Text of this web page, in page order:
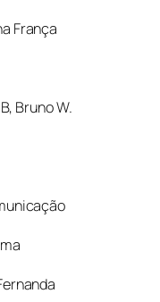
França
Bruno W.